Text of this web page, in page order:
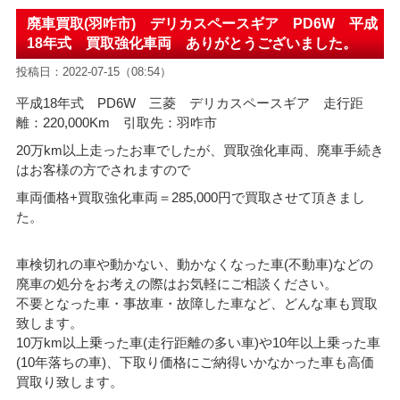
廃車買取(羽咋市) デリカスペースギア PD6W 平成
18年式 買取強化車両 ありがとうございました。
投稿日：2022-07-15（08:54）
平成18年式 PD6W 三菱 デリカスペースギア 走行距
離：220,000Km 引取先：羽咋市
20万km以上走ったお車でしたが、買取強化車両、廃車手続き
はお客様の方でされますので
車両価格+買取強化車両＝285,000円で買取させて頂きまし
た。
車検切れの車や動かない、動かなくなった車(不動車)などの
廃車の処分をお考えの際はお気軽にご相談ください。
不要となった車・事故車・故障した車など、どんな車も買取
致します。
10万km以上乗った車(走行距離の多い車)や10年以上乗った車
(10年落ちの車)、下取り価格にご納得いかなかった車も高価
買取り致します。